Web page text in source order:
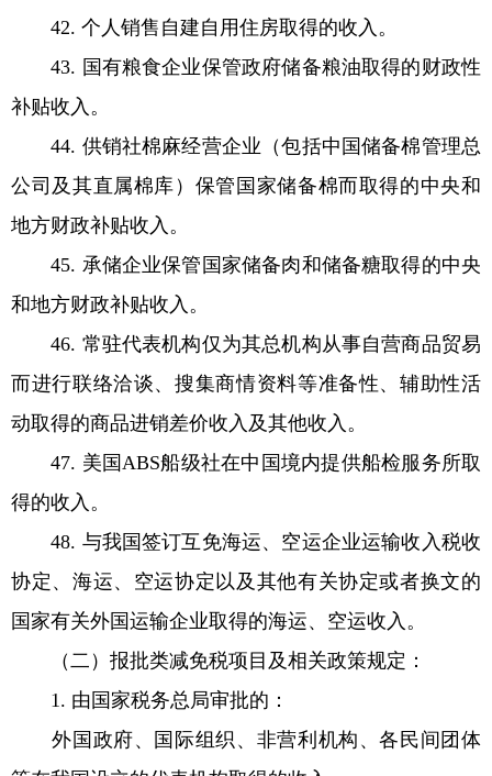
42. 个人销售自建自用住房取得的收入。
43. 国有粮食企业保管政府储备粮油取得的财政性
补贴收入。
44. 供销社棉麻经营企业（包括中国储备棉管理总
公司及其直属棉库）保管国家储备棉而取得的中央和
地方财政补贴收入。
45. 承储企业保管国家储备肉和储备糖取得的中央
和地方财政补贴收入。
46. 常驻代表机构仅为其总机构从事自营商品贸易
而进行联络洽谈、搜集商情资料等准备性、辅助性活
动取得的商品进销差价收入及其他收入。
47. 美国ABS船级社在中国境内提供船检服务所取
得的收入。
48. 与我国签订互免海运、空运企业运输收入税收
协定、海运、空运协定以及其他有关协定或者换文的
国家有关外国运输企业取得的海运、空运收入。
（二）报批类减免税项目及相关政策规定：
1. 由国家税务总局审批的：
外国政府、国际组织、非营利机构、各民间团体